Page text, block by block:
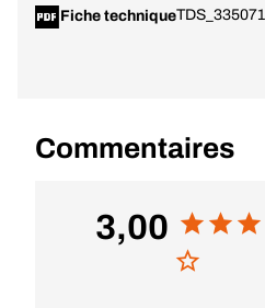
Fiche technique
Commentaires
3,00